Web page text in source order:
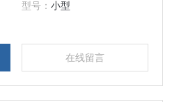
型号： 小型
在线留言